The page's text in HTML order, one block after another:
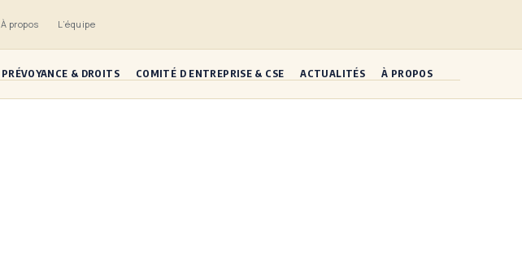
À propos L’équipe
PRÉVOYANCE & DROITS COMITÉ D ENTREPRISE & CSE ACTUALITÉS À PROPOS